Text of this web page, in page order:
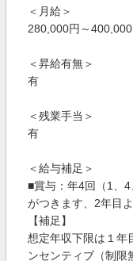
＜月給＞
280,000円～400,000
＜昇給有無＞
有
＜残業手当＞
有
＜給与補足＞
■賞与：年4回（1、
がつきます、2年目
【補足】
想定年収下限は１年
ンセンティブ（制限